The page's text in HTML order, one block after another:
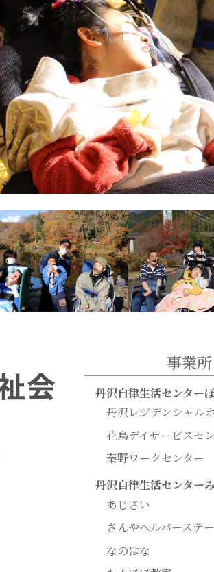
事業
丹沢自律生活センター
丹沢レジデンシャル
花鳥デイサービスセ
秦野ワークセンター
丹沢自律生活センター
あじさい
さんやヘルパーステ
なのはな